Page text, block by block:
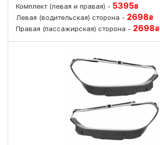
Комплект (левая и правая) - 5395₴
Левая (водительская) сторона - 2698₴
Правая (пассажирская) сторона - 2698₴